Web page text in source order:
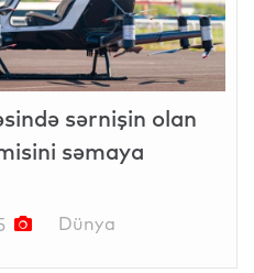
sərnişin olan
səmaya
Dünya